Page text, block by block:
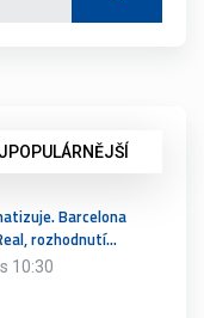
Barcelona
rozhodnutí…
10:30